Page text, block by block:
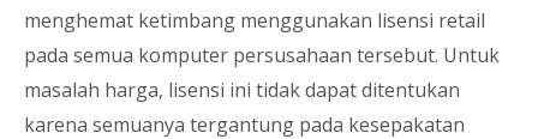
menghemat ketimbang menggunakan lisensi retail
pada semua komputer persusahaan tersebut. Untuk
masalah harga, lisensi ini tidak dapat ditentukan
karena semuanya tergantung pada kesepakatan